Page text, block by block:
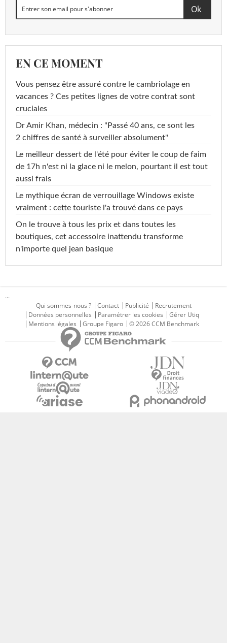
EN CE MOMENT
Vous pensez être assuré contre le cambriolage en
vacances ? Ces petites lignes de votre contrat sont
cruciales
Dr Amir Khan, médecin : "Passé 40 ans, ce sont les
2 chiffres de santé à surveiller absolument"
Le meilleur dessert de l'été pour éviter le coup de faim
de 17h n'est ni la glace ni le melon, pourtant il est tout
aussi frais
Le mythique écran de verrouillage Windows existe
vraiment : cette touriste l'a trouvé dans ce pays
On le trouve à tous les prix et dans toutes les
boutiques, cet accessoire inattendu transforme
n'importe quel jean basique
...
Qui sommes-nous ?
Contact Publicité
Recrutement
Données personnelles
Paramétrer les cookies
Gérer Utiq
Mentions légales
Groupe Figaro © 2026 CCM Benchmark